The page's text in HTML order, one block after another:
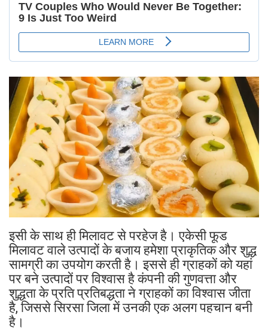
इसी के साथ ही मिलावट से परहेज है। एकेसी फूड
मिलावट वाले उत्पादों के बजाय हमेशा प्राकृतिक और शुद्ध
सामग्री का उपयोग करती है। इससे ही ग्राहकों को यहां
पर बने उत्पादों पर विश्वास है कंपनी की गुणवत्ता और
शुद्धता के प्रति प्रतिबद्धता ने ग्राहकों का विश्वास जीता
है, जिससे सिरसा जिला में उनकी एक अलग पहचान बनी
है।